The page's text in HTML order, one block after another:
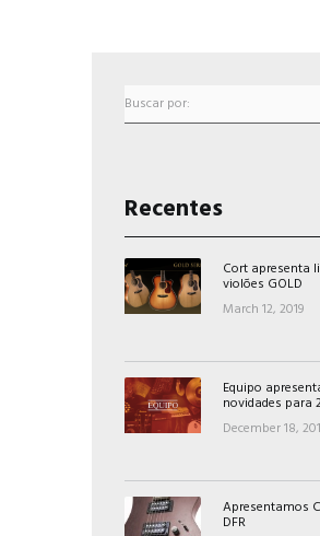
Recentes
Cort apresenta
violões GOLD
March 12, 2019
Equipo
novidades para
December 18,
Apresentamos
DFR